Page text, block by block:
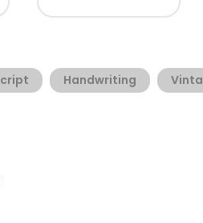
Handwriting